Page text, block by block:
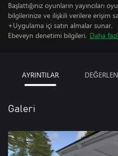
Başlattığınız oyunların yayıncıları
bilgilerinize ve ilişkili verilere erişim
+Uygulama içi satın almalar sunar.
Ebeveyn denetimi bilgileri. Daha
AYRINTILAR
Galeri